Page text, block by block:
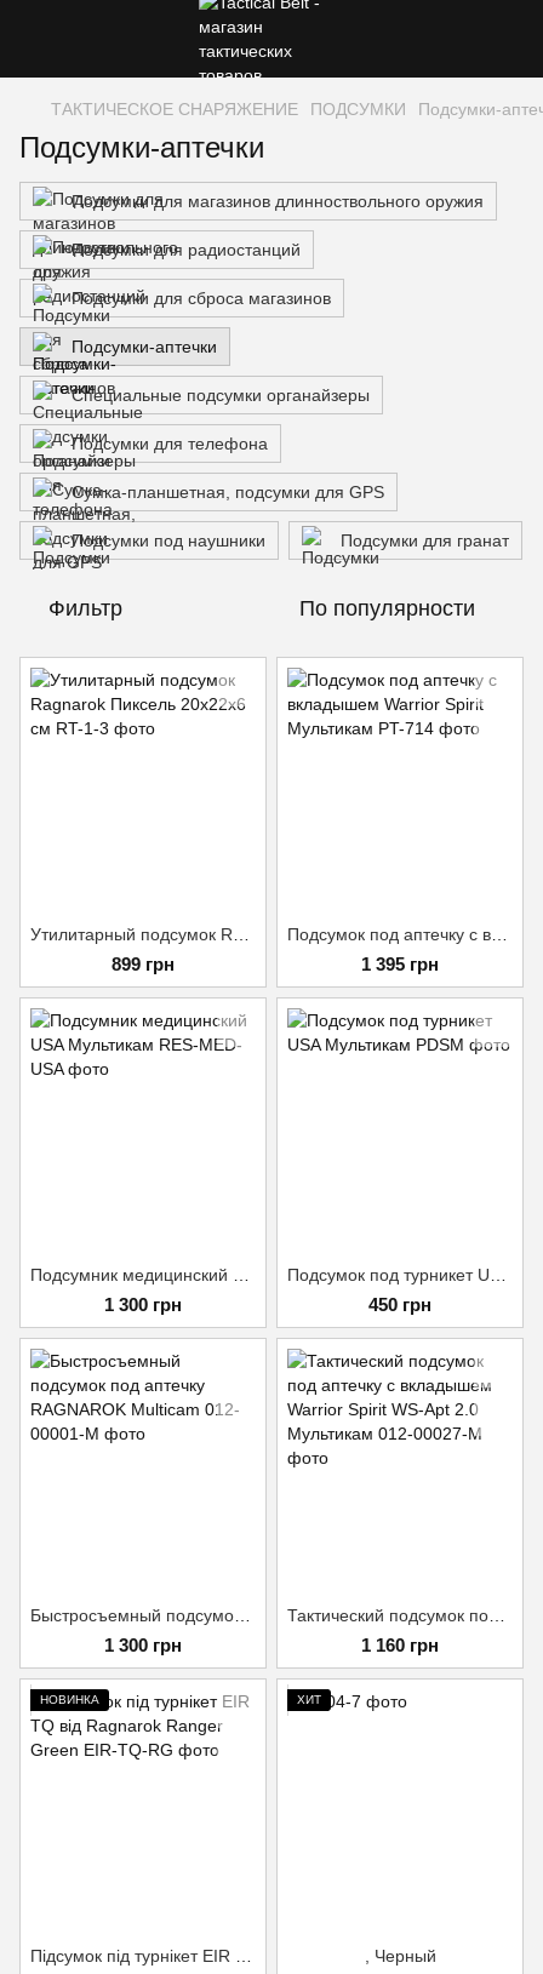
ТАКТИЧЕСКОЕ СНАРЯЖЕНИЕ ПОДСУМКИ Подсумки-
Подсумки-аптечки
Подсумки для магазинов длинноствольного оружия
Подсумки для радиостанций
Подсумки для сброса магазинов
Подсумки-аптечки
Специальные подсумки органайзеры
Подсумки для телефона
Сумка-планшетная, подсумки для GPS
Подсумки под наушники Подсумки для гранат
Фильтр По популярности
899 грн 1 395 грн
1 300 грн 450 грн
1 300 грн 1 160 грн
НОВИНКА ХИТ
, Черный